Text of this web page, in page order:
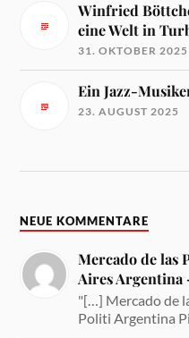
Winfried
eine Welt in
31. OKTOBER 2025
Ein Jazz-
23. AUGUST 2025
NEUE KOMMENTARE
Mercado de las
Aires Argentina
"[…] Mercado de
Politi Argentina